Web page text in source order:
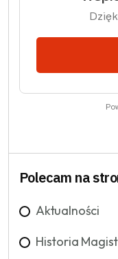
Polecam na
Aktualności
Historia